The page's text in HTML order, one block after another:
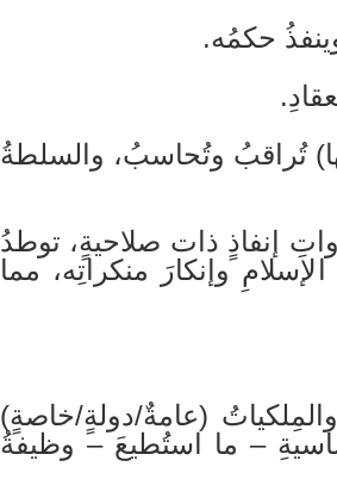
حكمُه.
تُراقبُ وتُحاسبُ، والسلطةُ
إنفاذٍ ذات صلاحيةٍ، توطدُ
وإنكارَ منكراتِه، مما
(عامةٌ/دولةٍ/خاصةٍ)
– ما استُطيعَ – وظيفةُ